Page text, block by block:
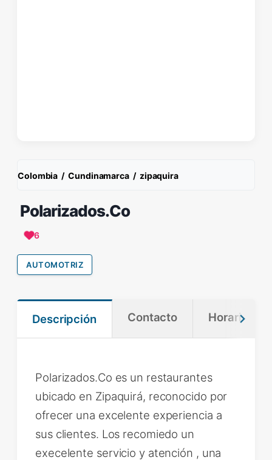
Colombia / Cundinamarca / zipaquira
Polarizados.Co
6
AUTOMOTRIZ
Descripción Contacto Horario
Polarizados.Co es un restaurantes
ubicado en Zipaquirá, reconocido por
ofrecer una excelente experiencia a
sus clientes. Los recomiedo un
execelente servicio y atención , una